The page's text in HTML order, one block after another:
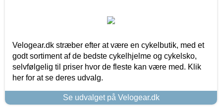
Velogear.dk stræber efter at være en cykelbutik, med et
godt sortiment af de bedste cykelhjelme og cykelsko,
selvfølgelig til priser hvor de fleste kan være med. Klik
her for at se deres udvalg.
Se udvalget på Velogear.dk